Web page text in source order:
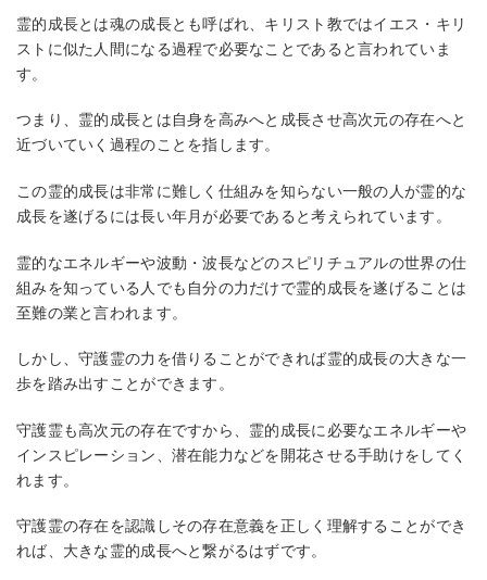
霊的成長とは魂の成長とも呼ばれ、キリスト教ではイエス・キリ
ストに似た人間になる過程で必要なことであると言われていま
す。
つまり、霊的成長とは自身を高みへと成長させ高次元の存在へと
近づいていく過程のことを指します。
この霊的成長は非常に難しく仕組みを知らない一般の人が霊的な
成長を遂げるには長い年月が必要であると考えられています。
霊的なエネルギーや波動・波長などのスピリチュアルの世界の仕
組みを知っている人でも自分の力だけで霊的成長を遂げることは
至難の業と言われます。
しかし、守護霊の力を借りることができれば霊的成長の大きな一
歩を踏み出すことができます。
守護霊も高次元の存在ですから、霊的成長に必要なエネルギーや
インスピレーション、潜在能力などを開花させる手助けをしてく
れます。
守護霊の存在を認識しその存在意義を正しく理解することができ
れば、大きな霊的成長へと繋がるはずです。